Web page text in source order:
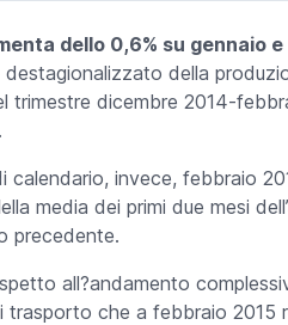
dello 0,6% su gennaio
destagionalizzato della
trimestre dicembre 2014-
invece, febbraio
media dei primi due mesi
precedente.
all?andamento
che a febbraio 2015